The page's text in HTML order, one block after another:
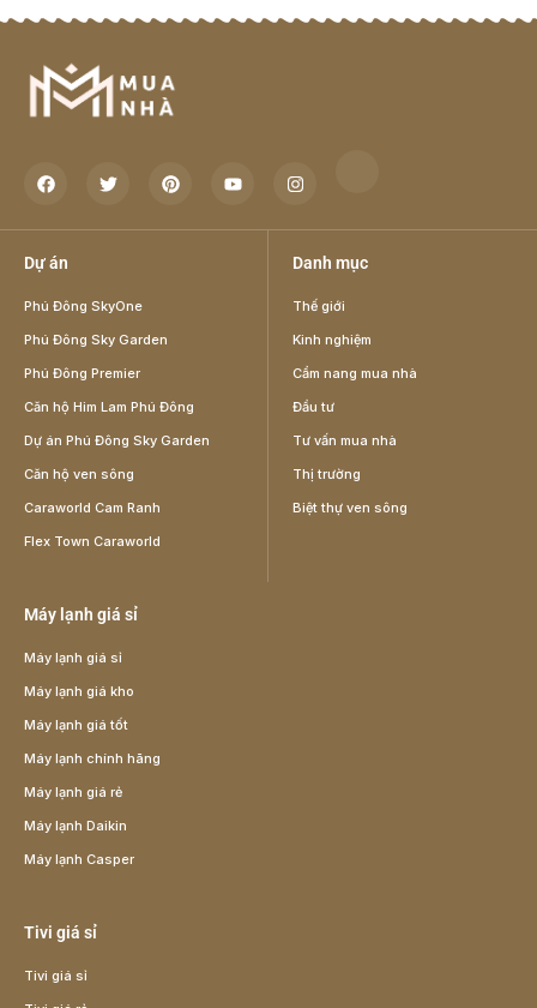
Dự án
Phú Đông SkyOne
Phú Đông Sky Garden
Phú Đông Premier
Căn hộ Him Lam Phú Đông
Dự án Phú Đông Sky Garden
Căn hộ ven sông
Caraworld Cam Ranh
Flex Town Caraworld
Danh mục
Thế giới
Kinh nghiệm
Cẩm nang mua nhà
Đầu tư
Tư vấn mua nhà
Thị trường
Biệt thự ven sông
Máy lạnh giá sỉ
Máy lạnh giá sỉ
Máy lạnh giá kho
Máy lạnh giá tốt
Máy lạnh chính hãng
Máy lạnh giá rẻ
Máy lạnh Daikin
Máy lạnh Casper
Tivi giá sỉ
Tivi giá sỉ